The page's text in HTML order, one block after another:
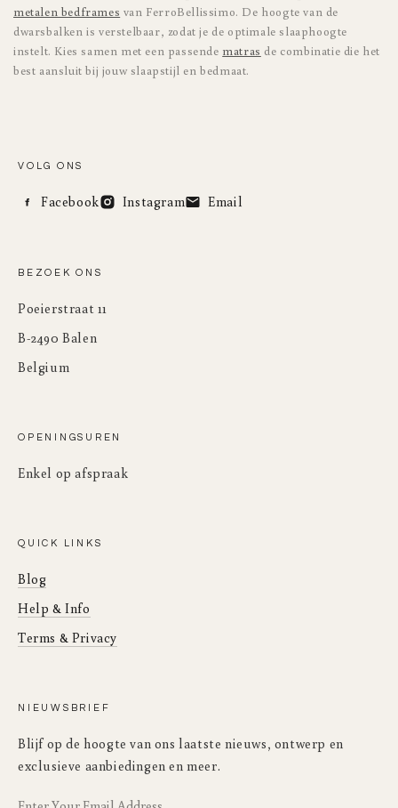
metalen bedframes van FerroBellissimo. De hoogte van de
dwarsbalken is verstelbaar, zodat je de optimale slaaphoogte
instelt. Kies samen met een passende matras de combinatie die het
best aansluit bij jouw slaapstijl en bedmaat.
VOLG ONS
Facebook Instagram Email
BEZOEK ONS
Poeierstraat 11
B-2490 Balen
Belgium
OPENINGSUREN
Enkel op afspraak
QUICK LINKS
Blog
Help & Info
Terms & Privacy
NIEUWSBRIEF
Blijf op de hoogte van ons laatste nieuws, ontwerp en
exclusieve aanbiedingen en meer.